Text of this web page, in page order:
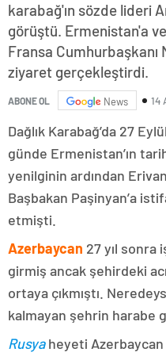
karabağ'ın sözde lideri
görüştü. Ermenistan'a
Fransa
ziyaret gerçekleştirdi.
ABONE OL News 14
Dağlık Karabağ’da 27
günde Ermenistan’ın
yenilginin ardından
Başbakan Paşinyan’a
etmişti.
Azerbaycan 27 yıl sonra
girmiş ancak şehirdeki
ortaya çıkmıştı.
kalmayan şehrin harabe
Rusyaheyeti Azerbaycan